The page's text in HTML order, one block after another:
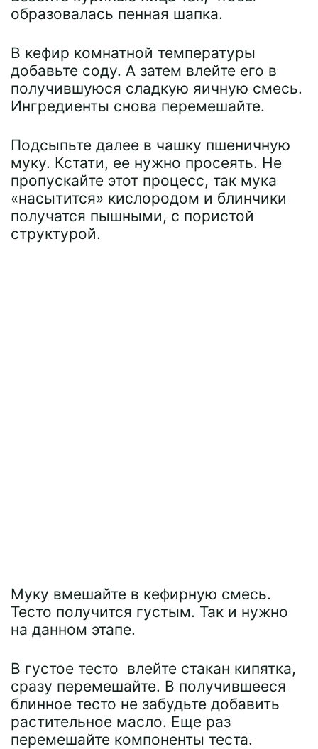
образовалась пенная шапка.
В кефир комнатной температуры
добавьте соду. А затем влейте его в
получившуюся сладкую яичную смесь.
Ингредиенты снова перемешайте.
Подсыпьте далее в чашку пшеничную
муку. Кстати, ее нужно просеять. Не
пропускайте этот процесс, так мука
«насытится» кислородом и блинчики
получатся пышными, с пористой
структурой.
Муку вмешайте в кефирную смесь.
Тесто получится густым. Так и нужно
на данном этапе.
В густое тесто влейте стакан кипятка,
сразу перемешайте. В получившееся
блинное тесто не забудьте добавить
растительное масло. Еще раз
перемешайте компоненты теста.